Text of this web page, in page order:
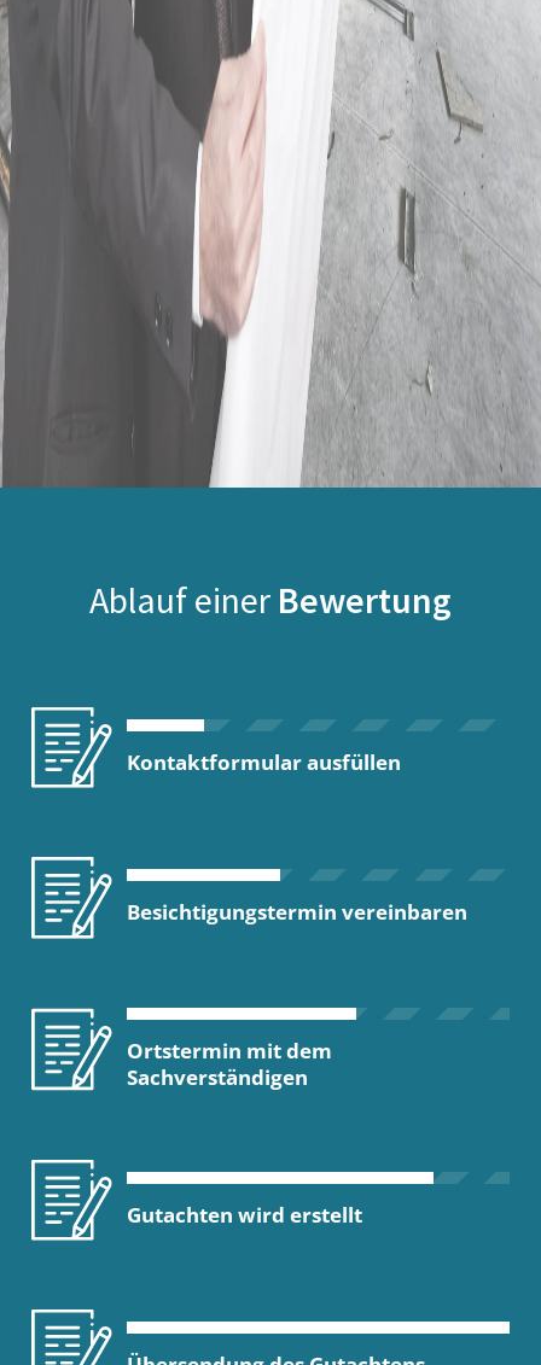
Ablauf einer Bewertung
Kontaktformular ausfüllen
Besichtigungstermin vereinbaren
Ortstermin mit dem
Sachverständigen
Gutachten wird erstellt